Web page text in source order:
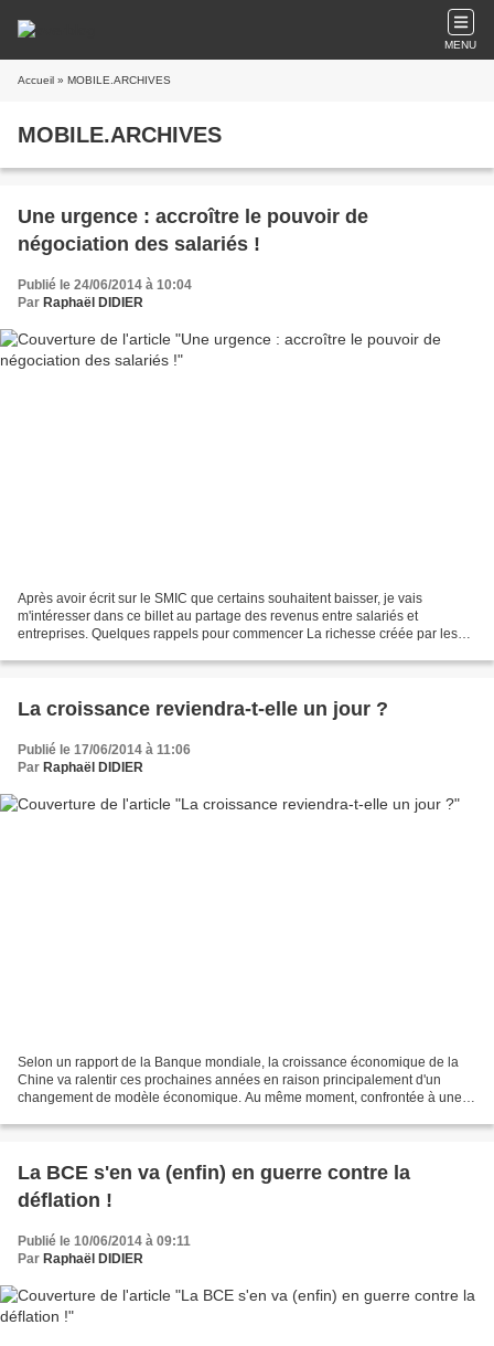
MENU
Accueil » MOBILE.ARCHIVES
MOBILE.ARCHIVES
Une urgence : accroître le pouvoir de
négociation des salariés !
Publié le 24/06/2014 à 10:04
Par Raphaël DIDIER
Après avoir écrit sur le SMIC que certains souhaitent baisser, je vais
m'intéresser dans ce billet au partage des revenus entre salariés et
entreprises. Quelques rappels pour commencer La richesse créée par les
La croissance reviendra-t-elle un jour ?
Publié le 17/06/2014 à 11:06
Par Raphaël DIDIER
Selon un rapport de la Banque mondiale, la croissance économique de la
Chine va ralentir ces prochaines années en raison principalement d'un
changement de modèle économique. Au même moment, confrontée à une
La BCE s'en va (enfin) en guerre contre la
déflation !
Publié le 10/06/2014 à 09:11
Par Raphaël DIDIER